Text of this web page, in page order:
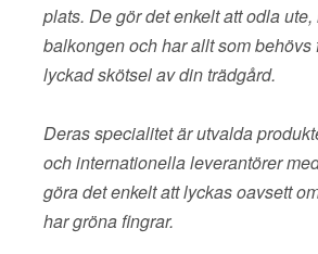
plats. De gör det enkelt att odla
balkongen och har allt som behövs
lyckad skötsel av din trädgård.
Deras specialitet är utvalda
och internationella leverantörer
göra det enkelt att lyckas oavsett
har gröna fingrar.